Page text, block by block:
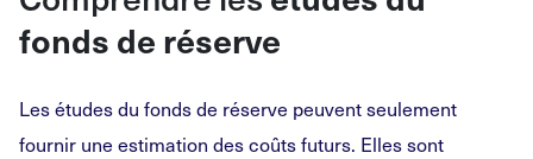
fonds de réserve
Les études du fonds de réserve peuvent seulement
fournir une estimation des coûts futurs. Elles sont